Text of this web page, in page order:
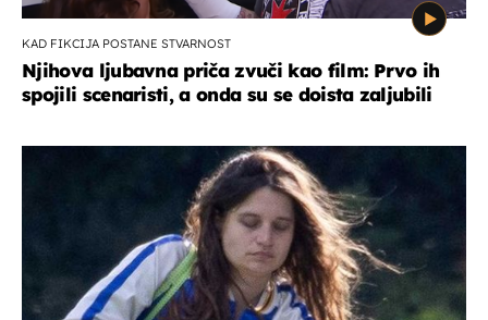
KAD FIKCIJA POSTANE STVARNOST
Njihova ljubavna priča zvuči kao film: Prvo ih
spojili scenaristi, a onda su se doista zaljubili